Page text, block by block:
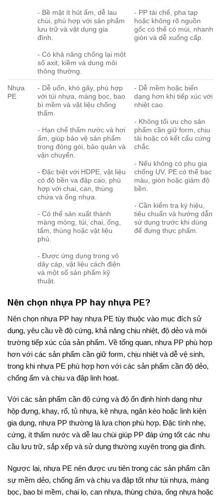
- Bề mặt ít hút ẩm, dễ lau
chùi, phù hợp với sản phẩm
lưu trữ và vật dụng gia
đình.
- Có khả năng chống lại một
số axit, kiềm và dung môi
thông thường.
- PP tái chế, pha tạp
hoặc không rõ nguồn
gốc có thể có mùi, nhanh
giòn và dễ xuống cấp.
Nhựa
PE
- Dễ uốn, khó gãy, phù hợp
với túi nhựa, màng bọc, bao
bì mềm và vật liệu chống
thấm.
- Hạn chế thấm nước và hơi
ẩm, giúp bảo vệ sản phẩm
trong đóng gói, bảo quản và
vận chuyển.
- Đặc biệt với HDPE, vật liệu
có độ bền va đập cao, phù
hợp với chai, can, thùng
chứa và ống nhựa.
- Có thể sản xuất thành
màng mỏng, túi, chai, ống,
tấm, thùng hoặc vật liệu
phủ.
- Được ứng dụng trong vỏ
dây cáp, vật liệu cách điện
và một số sản phẩm kỹ
thuật.
- Dễ mềm hoặc biến
dạng hơn khi tiếp xúc với
nhiệt cao.
- Không tối ưu cho sản
phẩm cần giữ form, chịu
tải hoặc có kết cấu cứng
chắc.
- Nếu không có phụ gia
chống UV, PE có thể bạc
màu, giòn hoặc giảm độ
bền.
- Cần kiểm tra ký hiệu,
tiêu chuẩn và hướng dẫn
sử dụng trước khi dùng
để đựng thực phẩm.
Nên chọn nhựa PP hay nhựa PE?
Nên chọn nhựa PP hay nhựa PE tùy thuộc vào mục đích sử
dụng, yêu cầu về độ cứng, khả năng chịu nhiệt, độ dẻo và môi
trường tiếp xúc của sản phẩm. Về tổng quan, nhựa PP phù hợp
hơn với các sản phẩm cần giữ form, chịu nhiệt và dễ vệ sinh,
trong khi nhựa PE phù hợp hơn với các sản phẩm cần độ dẻo,
chống ẩm và chịu va đập linh hoạt.
Với các sản phẩm cần độ cứng và độ ổn định hình dạng như
hộp đựng, khay, rổ, tủ nhựa, kệ nhựa, ngăn kéo hoặc linh kiện
gia dụng, nhựa PP thường là lựa chọn phù hợp. Đặc tính nhẹ,
cứng, ít thấm nước và dễ lau chùi giúp PP đáp ứng tốt các nhu
cầu lưu trữ, sắp xếp và sử dụng thường xuyên trong gia đình.
Ngược lại, nhựa PE nên được ưu tiên trong các sản phẩm cần
sự mềm dẻo, chống ẩm và chịu va đập tốt như túi nhựa, màng
bọc, bao bì mềm, chai lọ, can nhựa, thùng chứa, ống nhựa hoặc